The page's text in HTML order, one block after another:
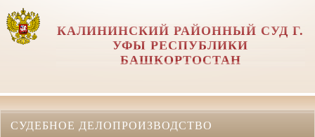
КАЛИНИНСКИЙ РАЙОННЫЙ СУД Г.
УФЫ РЕСПУБЛИКИ
БАШКОРТОСТАН
СУДЕБНОЕ ДЕЛОПРОИЗВОДСТВО